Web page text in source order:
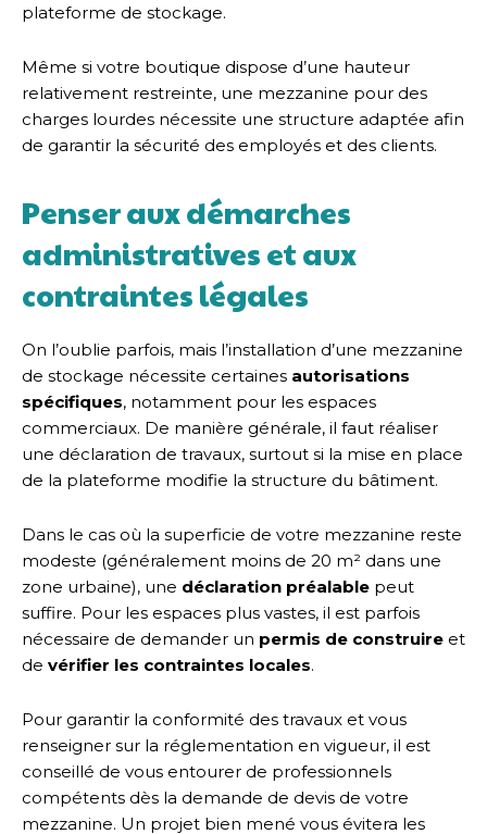
plateforme de stockage.
Même si votre boutique dispose d’une hauteur
relativement restreinte, une mezzanine pour des
charges lourdes nécessite une structure adaptée afin
de garantir la sécurité des employés et des clients.
Penser aux démarches
administratives et aux
contraintes légales
On l’oublie parfois, mais l’installation d’une mezzanine
de stockage nécessite certaines autorisations
spécifiques, notamment pour les espaces
commerciaux. De manière générale, il faut réaliser
une déclaration de travaux, surtout si la mise en place
de la plateforme modifie la structure du bâtiment.
Dans le cas où la superficie de votre mezzanine reste
modeste (généralement moins de 20 m² dans une
zone urbaine), une déclaration préalable peut
suffire. Pour les espaces plus vastes, il est parfois
nécessaire de demander un permis de construire et
de vérifier les contraintes locales.
Pour garantir la conformité des travaux et vous
renseigner sur la réglementation en vigueur, il est
conseillé de vous entourer de professionnels
compétents dès la demande de devis de votre
mezzanine. Un projet bien mené vous évitera les